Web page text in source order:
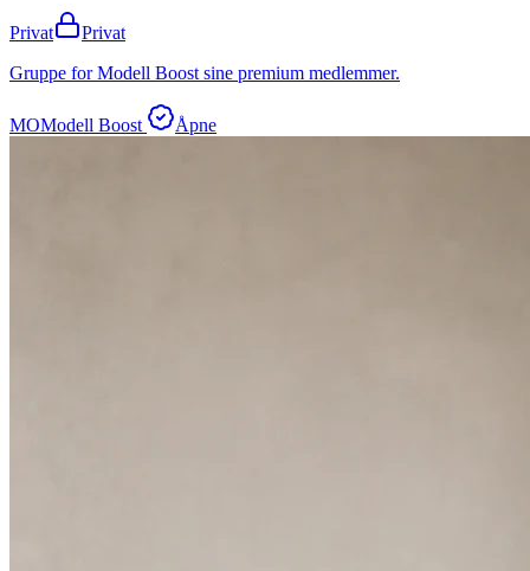
Privat
Privat
Gruppe for Modell Boost sine premium medlemmer.
MOModell Boost Åpne